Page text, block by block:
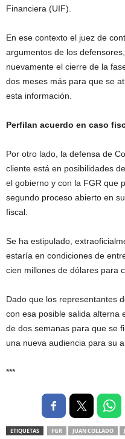
Financiera (UIF).
En ese contexto el juez de
argumentos de los
nuevamente el cierre de la
dos meses más para que se
esta información.
Perfilan acuerdo en caso
Por otro lado, la defensa de
cliente está en posibilidades
el gobierno y con la FGR que
segundo proceso abierto en
fiscal.
Se ha estipulado,
estaría en condiciones de
cien millones de dólares para
Dado que los representantes
con esa posible salida alterna
de dos semanas para que se
una nueva audiencia para su
***
ETIQUETAS FGR JUAN COLLADO